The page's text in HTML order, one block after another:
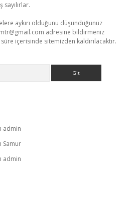
aykırı olduğunu düşündüğünüz
adresine bildirmeniz
içerisinde sitemizden kaldırılacaktır.
admin
Samur
admin